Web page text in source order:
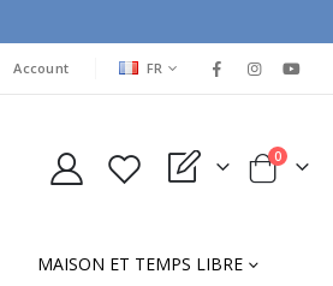
Account LANGUAGE
FR
My Quote Cart
0items
MAISON ET TEMPS LIBRE